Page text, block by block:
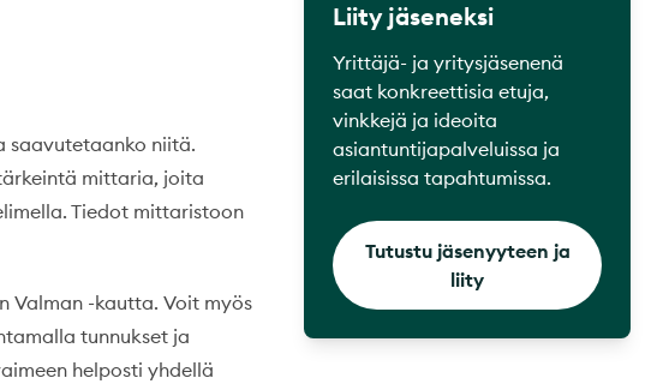
saavutetaanko niitä.
mittaria, joita
Tiedot mittaristoon
Valman -kautta. Voit myös
tunnukset ja
helposti yhdellä
Liity jäseneksi
Yrittäjä- ja yritysjäsenenä
saat konkreettisia etuja,
vinkkejä ja ideoita
asiantuntijapalveluissa ja
erilaisissa tapahtumissa.
Tutustu jäsenyyteen ja
liity